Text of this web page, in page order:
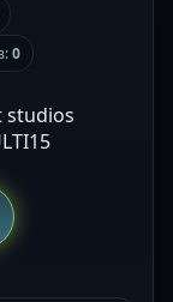
0
studios